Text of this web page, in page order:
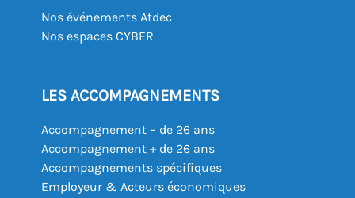
Nos événements Atdec
Nos espaces CYBER
LES ACCOMPAGNEMENTS
Accompagnement – de 26 ans
Accompagnement + de 26 ans
Accompagnements spécifiques
Employeur & Acteurs économiques